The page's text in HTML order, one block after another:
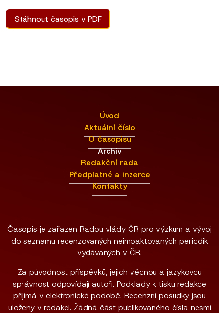
Stáhnout časopis v PDF
Úvod
Aktuální číslo
O časopisu
Archiv
Redakční rada
Předplatné a inzerce
Kontakty
Časopis je zařazen Radou vlády ČR pro výzkum a vývoj
do seznamu recenzovaných neimpaktovaných periodik
vydávaných v ČR.
Za původnost příspěvků, jejich věcnou a jazykovou
správnost odpovídají autoři. Podklady k tisku redakce
přijímá v elektronické podobě. Recenzní posudky jsou
uloženy v redakci. Žádná část publikovaného čísla nesmí